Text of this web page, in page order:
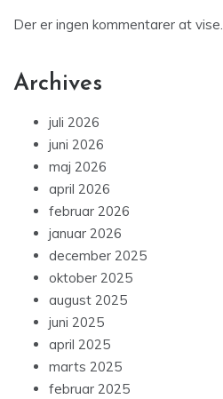
Der er ingen kommentarer at vise.
Archives
juli 2026
juni 2026
maj 2026
april 2026
februar 2026
januar 2026
december 2025
oktober 2025
august 2025
juni 2025
april 2025
marts 2025
februar 2025